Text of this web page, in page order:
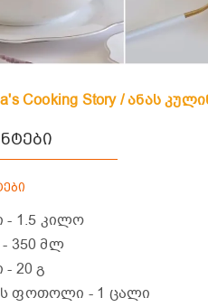
Cooking Story / ანას
- 1.5 კილო
- 350 მლ
- 20 გ
ფოთოლი - 1 ცალი